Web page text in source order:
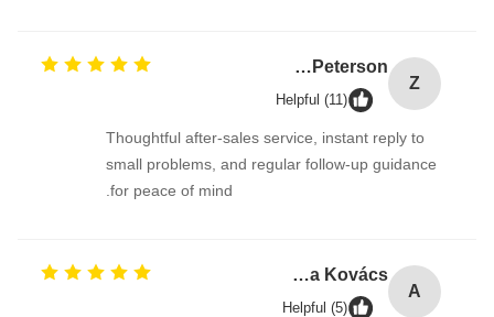
Z
Zoe Peterson
Helpful (11)
Thoughtful after-sales service, instant reply to
small problems, and regular follow-up guidance
for peace of mind.
A
Anna Kovács
Helpful (5)